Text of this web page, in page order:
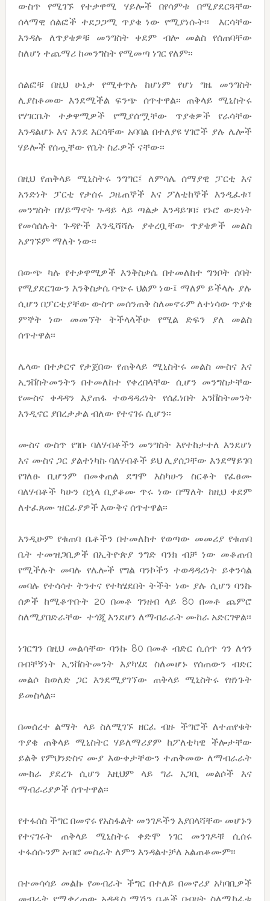
ውስጥ የሚገኙ የተቃዋሚ ሃይሎች በየሳምቱ በሚያደርጓቸው
ሰላማዊ ሰልፎች ተደጋጋሚ ጥያቄ ነው የሚያነሱት፡፡ እርሳቸው
እንዳሉ ለጥያቄዎቹ መንግስት ቀደም ብሎ መልስ የሰጠባቸው
ስለሆነ ተጨማሪ ከመንግስት የሚመጣ ነገር የለም፡፡
ሰልፎቹ በዚህ ሁኔታ የሚቀጥሉ ከሆነም የሆነ ግዜ መንግስት
ሊያስቆመው እንደሚችል ፍንጭ ሰጥተዋል፡፡ ጠቅላይ ሚኒስትሩ
የሃገርቤት ተቃዋሚዎች የሚያሰሟቸው ጥያቄዎች የራሳቸው
እንዳልሆኑ እና እንደ እርሳቸው አባባል በተለያዩ ሃገሮች ያሉ ሌሎች
ሃይሎች የሰጧቸው የቤት ስራዎች ናቸው፡፡
በዚህ የጠቅላይ ሚኒስትሩ ንግግር፤ ለምሳሌ ሰማያዊ ፓርቲ እና
አንድነት ፓርቲ የታሰሩ ጋዜጠኞች እና ፖለቲከኞች እንዲፈቱ፣
መንግስት በሃይማኖት ጉዳይ ላይ ጣልቃ እንዳይገባ፣ የኑሮ ውድነት
የመሳሰሉት ጉዳዮች እንዲሻሻሉ ያቀረቧቸው ጥያቄዎች መልስ
አያገኙም ማለት ነው፡፡
በውጭ ካሉ የተቃዋሚዎች እንቅስቃሴ በተመለከተ ግንቦት ሰባት
የሚያደርገውን እንቅስቃሴ ባጭሩ ህልም ነው፤ ማለም ይችላሉ ያሉ
ሲሆን በፓርቲያቸው ውስጥ መሰንጠቅ ስለመኖሩም ለተነሳው ጥያቄ
ምኞት ነው መመኘት ትችላላችሁ የሚል ድፍን ያለ መልስ
ሰጥተዋል፡፡
ሌላው በተቃርኖ የታጀበው የጠቅላይ ሚኒስትሩ መልስ ሙስና እና
ኢንቨስትመንትን በተመለከተ የቀረበላቸው ሲሆን መንግስታቸው
የሙስና ቀዳዳን እያጠፋ ተወዳዳሪነት የሰፈነበት አንቨስትመንት
እንዲኖር ያበረታታል ብለው የተናገሩ ሲሆን፡፡
ሙስና ውስጥ የገቡ ባለሃብቶችን መንግስት እየተከታተለ እንደሆነ
እና ሙስና ጋር ያልተነካኩ ባለሃብቶች ይህ ሊያሰጋቸው እንደማይገባ
የገለፁ ቢሆንም በመቀጠል ደግሞ እስካሁን ስርቆት የፈፀሙ
ባለሃብቶች ካሁን በኋላ ቢያቆሙ ጥሩ ነው በማለት ከዚህ ቀደም
ለተፈጸሙ ዝርፊያዎች እውቅና ሰጥተዋል፡፡
እንዲሁም የቁጠባ ቤቶችን በተመለከተ የወጣው መመሪያ የቁጠባ
ቤት ተመዝጋቢዎች በኢትዮጵያ ንግድ ባንክ ብቻ ነው መቆጠብ
የሚችሉት መባሉ የሌሎች የግል ባንኮችን ተወዳዳሪነት ይቀንሳል
መባሉ የተሳሳተ ትንተና የተካሄደበት ትችት ነው ያሉ ሲሆን ባንኩ
ሰዎች ከሚቆጥቡት 20 በመቶ ገንዘብ ላይ 80 በመቶ ጨምሮ
ስለሚያበድራቸው ተጎጂ እንደሆነ ለማብራራት ሙከራ አድርገዋል፡፡
ነገርግን በዚህ መልሳቸው ባንኩ 80 በመቶ ብድር ሲሰጥ ጎን ለጎን
በብቸኝነት ኢንቨስትመንት እያካሄደ ስለመሆኑ የሰጠውን ብድር
መልሶ ከወለድ ጋር እንደሚያገኘው ጠቅላይ ሚኒስትሩ የዘነጉት
ይመስላል፡፡
በመሰረተ ልማት ላይ ስለሚገኙ ዘርፈ ብዙ ችግሮች ለተጠየቁት
ጥያቄ ጠቅላይ ሚኒስትር ሃይለማሪያም ከፖለቲካዊ ችሎታቸው
ይልቅ የምህንድስና ሙያ እውቀታቸውን ተጠቅመው ለማብራራት
ሙከራ ያደረጉ ሲሆን እዚህም ላይ ግራ አጋቢ መልሶች እና
ማብራሪያዎች ሰጥተዋል፡፡
የተፋሰስ ችግር በመኖሩ የአስፋልት መንገዶችን እያበላሻቸው መሆኑን
የተናገሩት ጠቅላይ ሚኒስትሩ ቀድሞ ነገር መንገዶቹ ሲሰሩ
ተፋሰሱንም አብሮ መስራት ለምን እንዳልተቻለ አልጠቆሙም፡፡
በተመሳሳይ መልኩ የመብራት ችግር በተለይ በመኖሪያ አካባቢዎች